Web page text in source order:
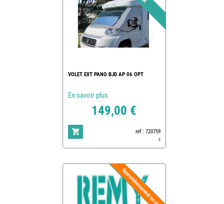
VOLET EXT PANO BJD AP 06 OPT
En savoir plus
149,00 €
ref : 720759
2